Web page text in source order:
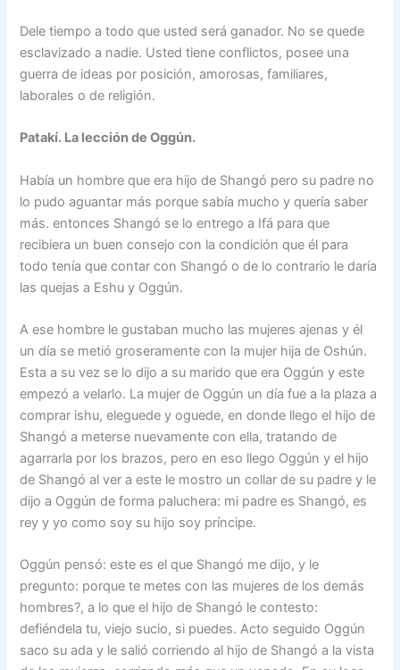
Dele tiempo a todo que usted será ganador. No se quede
esclavizado a nadie. Usted tiene conflictos, posee una
guerra de ideas por posición, amorosas, familiares,
laborales o de religión.
Patakí. La lección de Oggún.
Había un hombre que era hijo de Shangó pero su padre no
lo pudo aguantar más porque sabía mucho y quería saber
más. entonces Shangó se lo entrego a Ifá para que
recibiera un buen consejo con la condición que él para
todo tenía que contar con Shangó o de lo contrario le daría
las quejas a Eshu y Oggún.
A ese hombre le gustaban mucho las mujeres ajenas y él
un día se metió groseramente con la mujer hija de Oshún.
Esta a su vez se lo dijo a su marido que era Oggún y este
empezó a velarlo. La mujer de Oggún un día fue a la plaza a
comprar ishu, eleguede y oguede, en donde llego el hijo de
Shangó a meterse nuevamente con ella, tratando de
agarrarla por los brazos, pero en eso llego Oggún y el hijo
de Shangó al ver a este le mostro un collar de su padre y le
dijo a Oggún de forma paluchera: mi padre es Shangó, es
rey y yo como soy su hijo soy príncipe.
Oggún pensó: este es el que Shangó me dijo, y le
pregunto: porque te metes con las mujeres de los demás
hombres?, a lo que el hijo de Shangó le contesto:
defiéndela tu, viejo sucio, si puedes. Acto seguido Oggún
saco su ada y le salió corriendo al hijo de Shangó a la vista